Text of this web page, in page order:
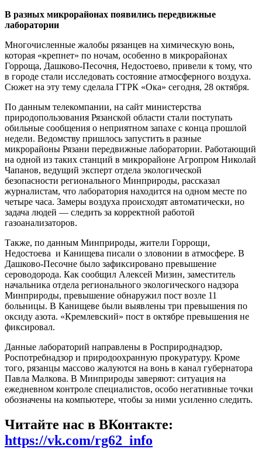
В разных микрорайонах появились передвижные
лаборатории
Многочисленные жалобы рязанцев на химическую вонь,
которая «крепнет» по ночам, особенно в микрорайонах
Горроща, Дашково-Песочня, Недостоево, привели к тому, что
в городе стали исследовать состояние атмосферного воздуха.
Сюжет на эту тему сделала ГТРК «Ока» сегодня, 28 октября.
По данным телекомпании, на сайт министерства
природопользования Рязанской области стали поступать
обильные сообщения о неприятном запахе с конца прошлой
недели. Ведомству пришлось запустить в разные
микрорайоны Рязани передвижные лаборатории. Работающий
на одной из таких станций в микрорайоне Агропром Николай
Чапанов, ведущий эксперт отдела экологической
безопасности регионального Минприроды, рассказал
журналистам, что лаборатория находится на одном месте по
четыре часа. Замеры воздуха происходят автоматически, но
задача людей — следить за корректной работой
газоанализаторов.
Также, по данным Минприроды, жители Горрощи,
Недостоева и Канищева писали о зловонии в атмосфере. В
Дашково-Песочне было зафиксировано превышение
сероводорода. Как сообщил Алексей Мизин, заместитель
начальника отдела регионального экологического надзора
Минприроды, превышение обнаружил пост возле 11
больницы. В Канищеве были выявлены три превышения по
оксиду азота. «Кремлевский» пост в октябре превышения не
фиксировал.
Данные лабораторий направлены в Росприроднадзор,
Роспотребнадзор и природоохранную прокуратуру. Кроме
того, рязанцы массово жалуются на вонь в канал губернатора
Павла Малкова. В Минприроды заверяют: ситуация на
ежедневном контроле специалистов, особо негативные точки
обозначены на компьютере, чтобы за ними усиленно следить.
Читайте нас в ВКонтакте:
https://vk.com/rg62_info